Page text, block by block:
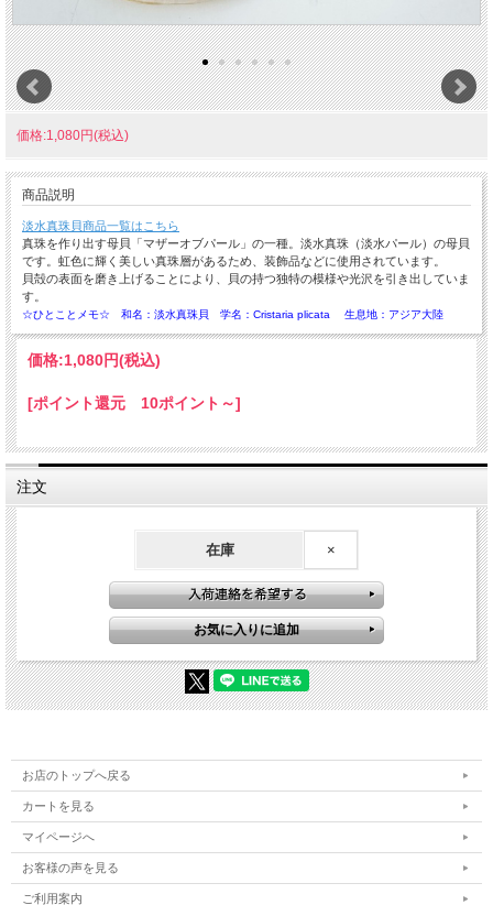
価格:1,080円(税込)
商品説明
淡水真珠貝商品一覧はこちら
真珠を作り出す母貝「マザーオブパール」の一種。淡水真珠（淡水パール）の母貝
です。虹色に輝く美しい真珠層があるため、装飾品などに使用されています。
貝殻の表面を磨き上げることにより、貝の持つ独特の模様や光沢を引き出していま
す。
☆ひとことメモ☆ 和名：淡水真珠貝 学名：Cristaria plicata 生息地：アジア大陸
価格:1,080円(税込)
[ポイント還元 10ポイント～]
注文
在庫 ×
お店のトップへ戻る
カートを見る
マイページへ
お客様の声を見る
ご利用案内